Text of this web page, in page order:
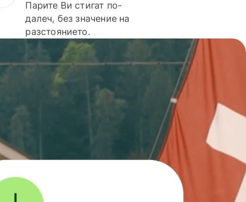
Парите Ви стигат по-
далеч, без значение на
разстоянието.